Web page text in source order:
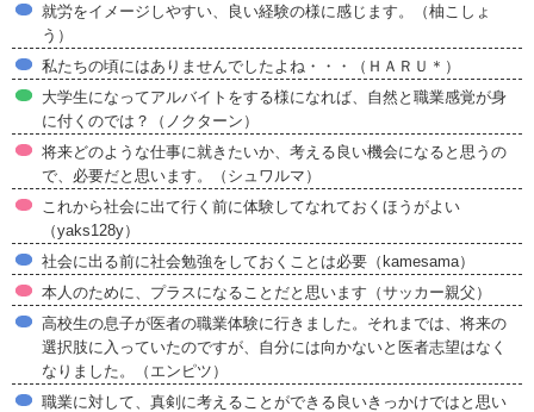
就労をイメージしやすい、良い経験の様に感じます。（柚こしょ
う）
私たちの頃にはありませんでしたよね・・・（ＨＡＲＵ＊）
大学生になってアルバイトをする様になれば、自然と職業感覚が身
に付くのでは？（ノクターン）
将来どのような仕事に就きたいか、考える良い機会になると思うの
で、必要だと思います。（シュワルマ）
これから社会に出て行く前に体験してなれておくほうがよい
（yaks128y）
社会に出る前に社会勉強をしておくことは必要（kamesama）
本人のために、プラスになることだと思います（サッカー親父）
高校生の息子が医者の職業体験に行きました。それまでは、将来の
選択肢に入っていたのですが、自分には向かないと医者志望はなく
なりました。（エンピツ）
職業に対して、真剣に考えることができる良いきっかけではと思い